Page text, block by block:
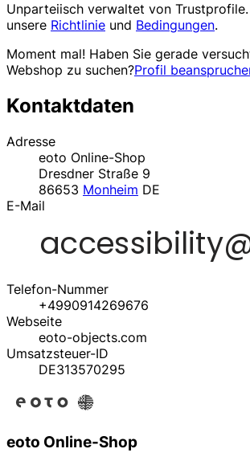
Unparteiisch verwaltet von Trustprofile
unsere Richtlinie und Bedingungen.
Moment mal! Haben Sie gerade
Webshop zu suchen?Profil
Kontaktdaten
Adresse
eoto Online-Shop
Dresdner Straße 9
86653 Monheim DE
E-Mail
Telefon-Nummer
+4990914269676
Webseite
eoto-objects.com
Umsatzsteuer-ID
DE313570295
eoto Online-Shop